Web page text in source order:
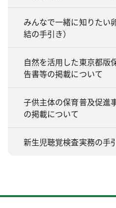
みんなで一緒に知りたい
結の手引き）
自然を活用した東京都版
告書等の掲載について
子供主体の保育普及促進
の掲載について
新生児聴覚検査実務の手